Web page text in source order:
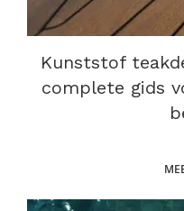
Kunststof
complete gids